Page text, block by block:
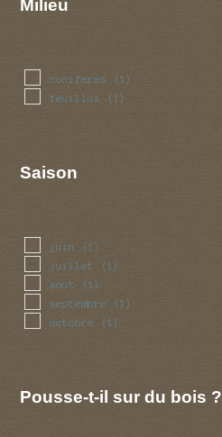
Milieu
coniferes (1)
feuillus (1)
Saison
juin (1)
juillet (1)
aout (1)
septembre (1)
octobre (1)
Pousse-t-il sur du bois ?